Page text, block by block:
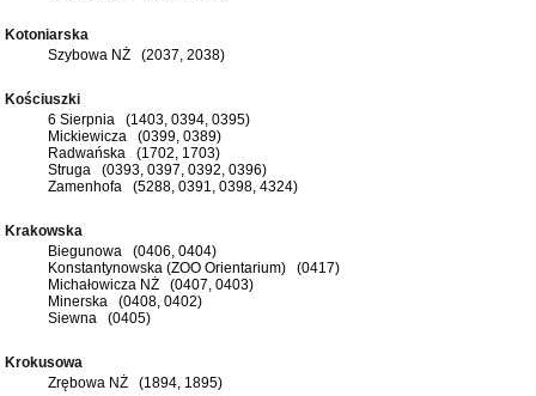
Kotoniarska
Szybowa NŻ (2037, 2038)
Kościuszki
6 Sierpnia (1403, 0394, 0395)
Mickiewicza (0399, 0389)
Radwańska (1702, 1703)
Struga (0393, 0397, 0392, 0396)
Zamenhofa (5288, 0391, 0398, 4324)
Krakowska
Biegunowa (0406, 0404)
Konstantynowska (ZOO Orientarium) (0417)
Michałowicza NŻ (0407, 0403)
Minerska (0408, 0402)
Siewna (0405)
Krokusowa
Zrębowa NŻ (1894, 1895)